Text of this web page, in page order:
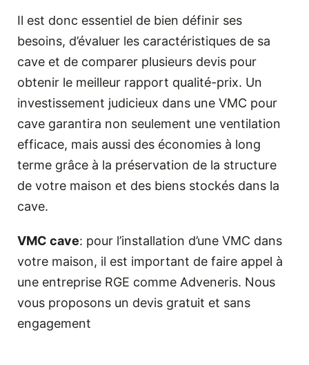
Il est donc essentiel de bien définir ses
besoins, d’évaluer les caractéristiques de sa
cave et de comparer plusieurs devis pour
obtenir le meilleur rapport qualité-prix. Un
investissement judicieux dans une VMC pour
cave garantira non seulement une ventilation
efficace, mais aussi des économies à long
terme grâce à la préservation de la structure
de votre maison et des biens stockés dans la
cave.
VMC cave: pour l’installation d’une VMC dans
votre maison, il est important de faire appel à
une entreprise RGE comme Adveneris. Nous
vous proposons un devis gratuit et sans
engagement